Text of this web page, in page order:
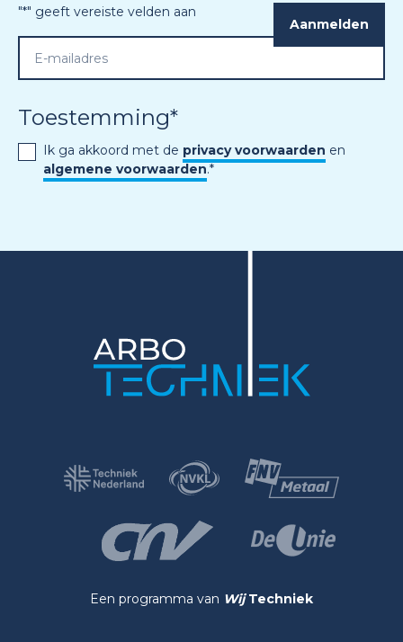
"*" geeft vereiste velden aan
Toestemming*
Ik ga akkoord met de privacy voorwaarden en
algemene voorwaarden.*
Een programma van Wij Techniek